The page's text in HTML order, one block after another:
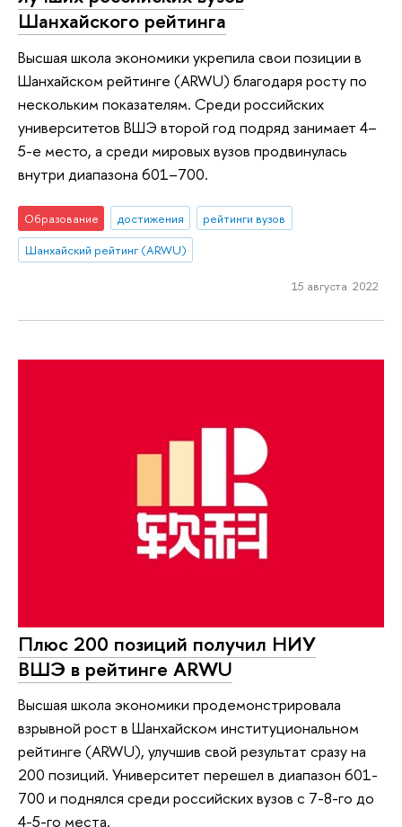
Шанхайского рейтинга
Высшая школа экономики укрепила свои позиции в
Шанхайском рейтинге (ARWU) благодаря росту по
нескольким показателям. Среди российских
университетов ВШЭ второй год подряд занимает 4–
5-е место, а среди мировых вузов продвинулась
внутри диапазона 601–700.
Образование достижения
рейтинги вузов
Шанхайский рейтинг (ARWU)
15 августа 2022
Плюс 200 позиций получил НИУ
ВШЭ в рейтинге ARWU
Высшая школа экономики продемонстрировала
взрывной рост в Шанхайском институциональном
рейтинге (ARWU), улучшив свой результат сразу на
200 позиций. Университет перешел в диапазон 601-
700 и поднялся среди российских вузов с 7-8-го до
4-5-го места.